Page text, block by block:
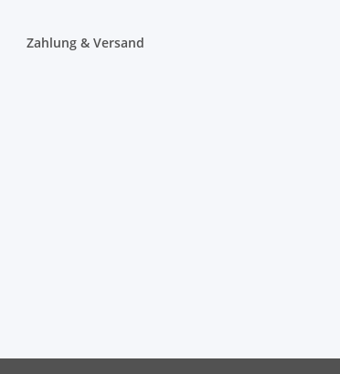
Zahlung & Versand